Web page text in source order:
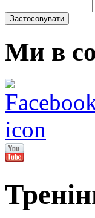
Ми в